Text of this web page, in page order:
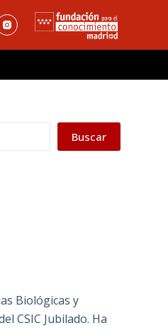
Buscar
Biológicas y
CSIC Jubilado. Ha